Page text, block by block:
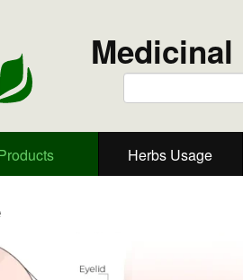
Herbs Usage